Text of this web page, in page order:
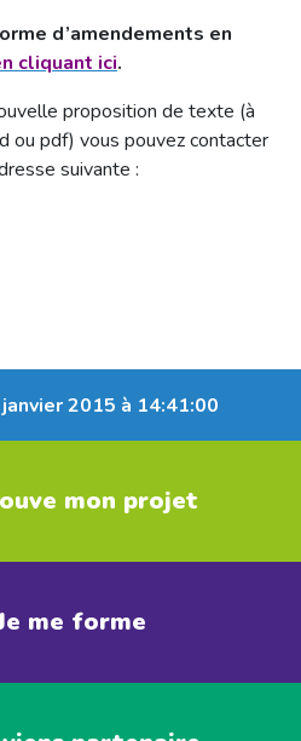
d’amendements en
cliquant ici.
proposition de texte (à
ou pdf) vous pouvez contacter
suivante :
2015 à 14:41:00
mon projet
me forme